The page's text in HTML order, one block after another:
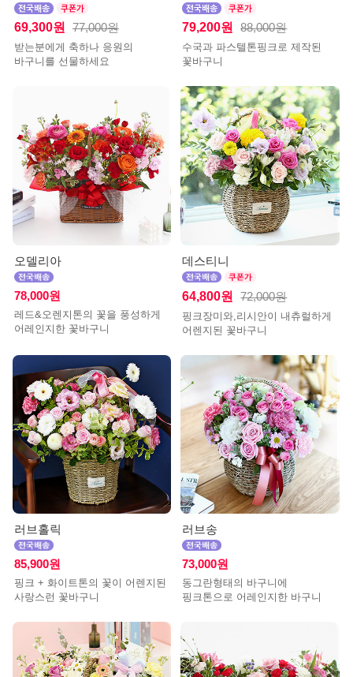
69,300원 77,000원
받는분에게 축하나 응원의
바구니를 선물하세요
79,200원 88,000원
수국과 파스텔톤핑크로 제작된
꽃바구니
오델리아
78,000원
레드&오렌지톤의 꽃을 풍성하게
어레인지한 꽃바구니
데스티니
64,800원 72,000원
핑크장미와,리시안이 내츄럴하게
어렌지된 꽃바구니
러브홀릭
85,900원
핑크 + 화이트톤의 꽃이 어렌지된
사랑스런 꽃바구니
러브송
73,000원
동그란형태의 바구니에
핑크톤으로 어레인지한 바구니